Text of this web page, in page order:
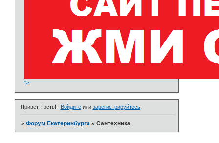
">
Привет, Гость! Войдитеили зарегистрируйтесь.
»Форум Екатеринбурга »Сантехника